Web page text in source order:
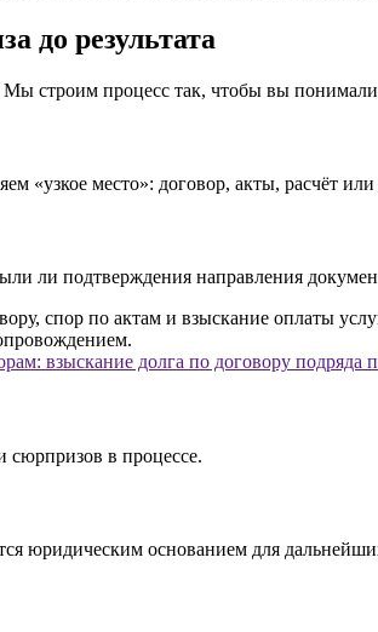
до результата
строим процесс так, чтобы вы понимали:
место»: договор, акты, расчёт или
ли подтверждения направления
взыскание долга по договору подряда
в процессе.
юридическим основанием для